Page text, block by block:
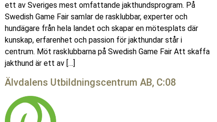
ett av Sveriges mest omfattande jakthundsprogram. På
Swedish Game Fair samlar de rasklubbar, experter och
hundägare från hela landet och skapar en mötesplats där
kunskap, erfarenhet och passion för jakthundar står i
centrum. Möt rasklubbarna på Swedish Game Fair Att skaffa
jakthund är ett av […]
Älvdalens Utbildningscentrum AB, C:08